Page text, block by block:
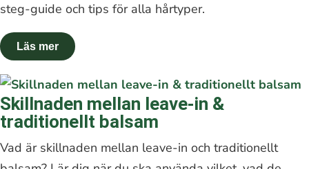
steg-guide och tips för alla hårtyper.
Skillnaden mellan leave-in &
traditionellt balsam
Vad är skillnaden mellan leave-in och traditionellt